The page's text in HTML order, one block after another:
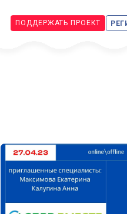
ПОДДЕРЖАТЬ ПРОЕКТ